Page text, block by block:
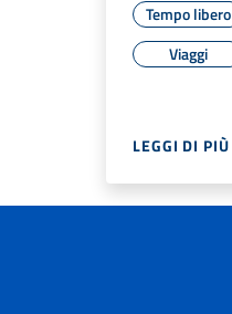
Tempo libero
Viaggi
LEGGI DI PIÙ